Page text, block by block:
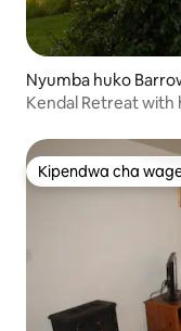
Nyumba huko
Kendal Retreat with
Kipendwa cha
Kipendwa cha